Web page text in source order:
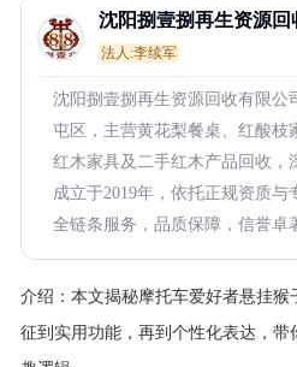
沈阳捌壹捌再生资源回
司
法人:李续军
沈阳捌壹捌再生资源回收有限公
屯区，主营黄花梨餐桌、红酸枝
红木家具及二手红木产品回收，
成立于2019年，依托正规资质
全链条服务，品质保障，信誉卓
介绍： 本文揭秘摩托车爱好者悬挂
征到实用功能，再到个性化表达，